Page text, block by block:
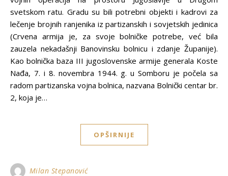
svetskom ratu. Gradu su bili potrebni objekti i kadrovi za
lečenje brojnih ranjenika iz partizanskih i sovjetskih jedinica
(Crvena armija je, za svoje bolničke potrebe, već bila
zauzela nekadašnji Banovinsku bolnicu i zdanje Županije).
Kao bolnička baza III jugoslovenske armije generala Koste
Nađa, 7. i 8. novembra 1944. g. u Somboru je počela sa
radom partizanska vojna bolnica, nazvana Bolnički centar br.
2, koja je…
OPŠIRNIJE
Milan Stepanović